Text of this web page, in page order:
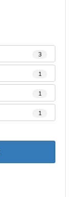
3
1
1
1